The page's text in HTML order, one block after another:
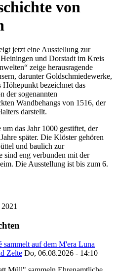
von
jetzt eine Ausstellung zur
und Dorstadt im Kreis
zeige herausragende
darunter Goldschmiedewerke,
bezeichnet das
der sogenannten
Wandbehangs von 1516, der
darstellt.
das Jahr 1000 gestiftet, der
später. Die Klöster gehören
und baulich zur
sind eng verbunden mit der
Die Ausstellung ist bis zum 6.
sammelt auf dem M'era Luna
Zelte Do, 06.08.2026 - 14:10